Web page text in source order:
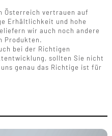
Österreich vertrauen auf
Erhältlichkeit und hohe
wir auch noch andere
Produkten.
bei der Richtigen
sollten Sie nicht
genau das Richtige ist für